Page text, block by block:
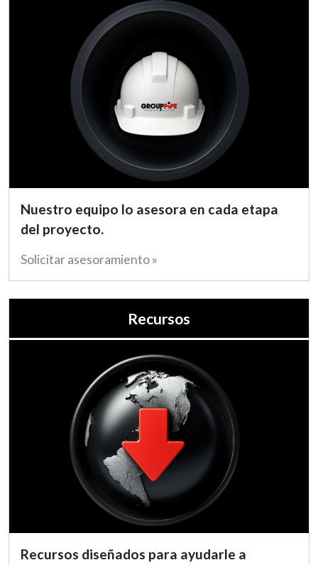
Nuestro equipo lo asesora en cada etapa
del proyecto.
Solicitar asesoramiento »
Recursos
Recursos diseñados para ayudarle a